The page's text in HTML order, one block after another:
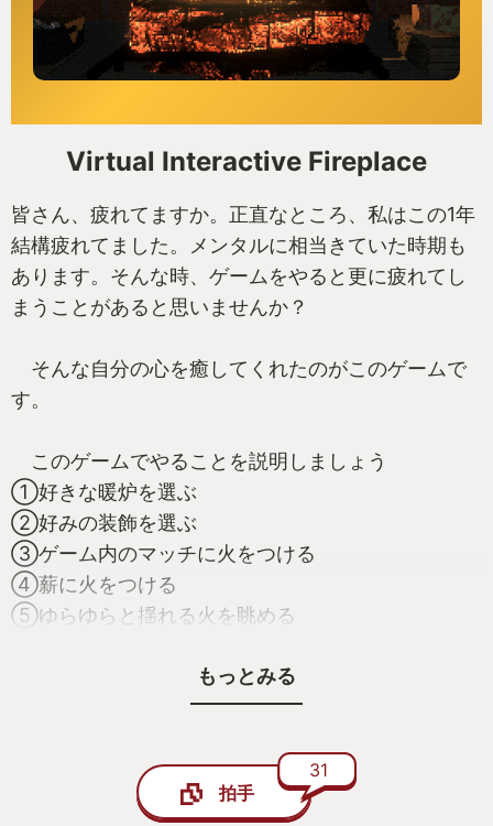
Virtual Interactive Fireplace
皆さん、疲れてますか。正直なところ、私はこの1年
結構疲れてました。メンタルに相当きていた時期も
あります。そんな時、ゲームをやると更に疲れてし
まうことがあると思いませんか？
そんな自分の心を癒してくれたのがこのゲームで
す。
このゲームでやることを説明しましょう
①好きな暖炉を選ぶ
②好みの装飾を選ぶ
③ゲーム内のマッチに火をつける
④薪に火をつける
⑤ゆらゆらと揺れる火を眺める
できることはこれだけです。このゲームは明確な目
標はありません。敵は出ません。スコアはありませ
でも、これで良いんです。仕事や社会、人間関係、
その他諸々、現代社会を生き抜くにはストレスは避
もっとみる
拍手
31